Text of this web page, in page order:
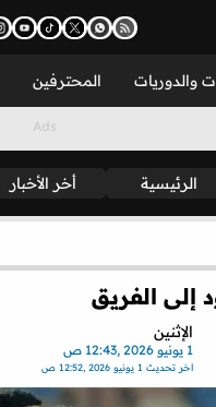
والدوريات المحترفين
الرئيسية أخر الأخبار
إلى الفريق
الإثنين
1 يونيو 2026 ,12:43 ص
اخر تحديث 1 يونيو 2026 ,12:52 ص